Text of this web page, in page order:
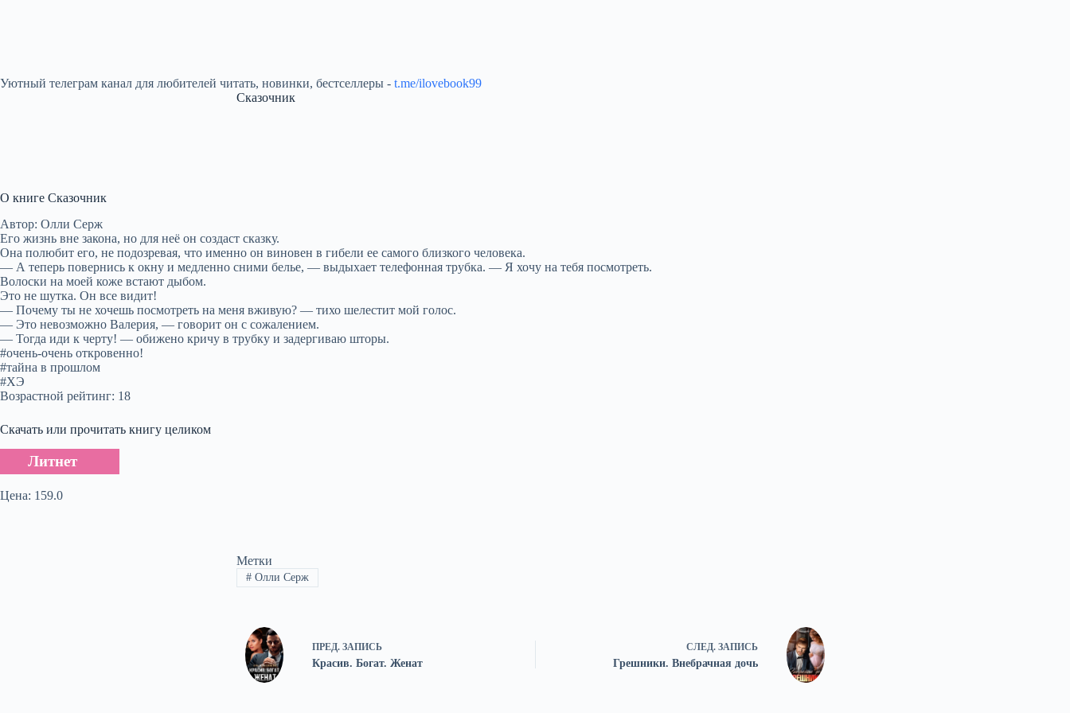
Уютный телеграм канал для любителей читать, новинки, бестселлеры - t.me/ilovebook99
Сказочник
О книге Сказочник
Автор: Олли Серж
Его жизнь вне закона, но для неё он создаст сказку.
Она полюбит его, не подозревая, что именно он виновен в гибели ее самого близкого человека.
— А теперь повернись к окну и медленно сними белье, — выдыхает телефонная трубка. — Я хочу на тебя посмотреть.
Волоски на моей коже встают дыбом.
Это не шутка. Он все видит!
— Почему ты не хочешь посмотреть на меня вживую? — тихо шелестит мой голос.
— Это невозможно Валерия, — говорит он с сожалением.
— Тогда иди к черту! — обижено кричу в трубку и задергиваю шторы.
#очень-очень откровенно!
#тайна в прошлом
#ХЭ
Возрастной рейтинг: 18
Скачать или прочитать книгу целиком
Литнет
Цена: 159.0
Метки
#Олли Серж
ПРЕД. ЗАПИСЬ
Красив. Богат. Женат
СЛЕД. ЗАПИСЬ
Грешники. Внебрачная дочь